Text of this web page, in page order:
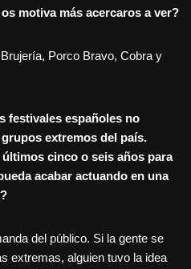
motiva más acercaros a ver?
Porco Bravo, Cobra y
festivales españoles no
extremos del país.
últimos cinco o seis años para
acabar actuando en una
del público. Si la gente se
extremas, alguien tuvo la idea